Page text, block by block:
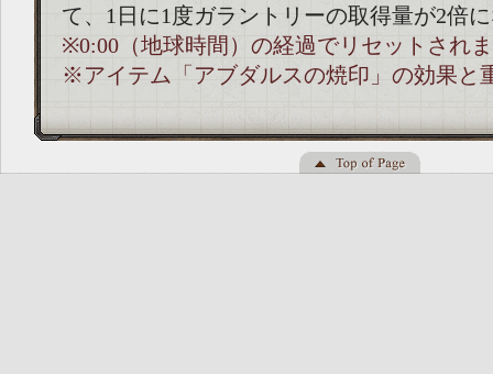
て、1日に1度ガラントリーの取得量が2倍
※0:00（地球時間）の経過でリセットされ
※アイテム「アブダルスの焼印」の効果と